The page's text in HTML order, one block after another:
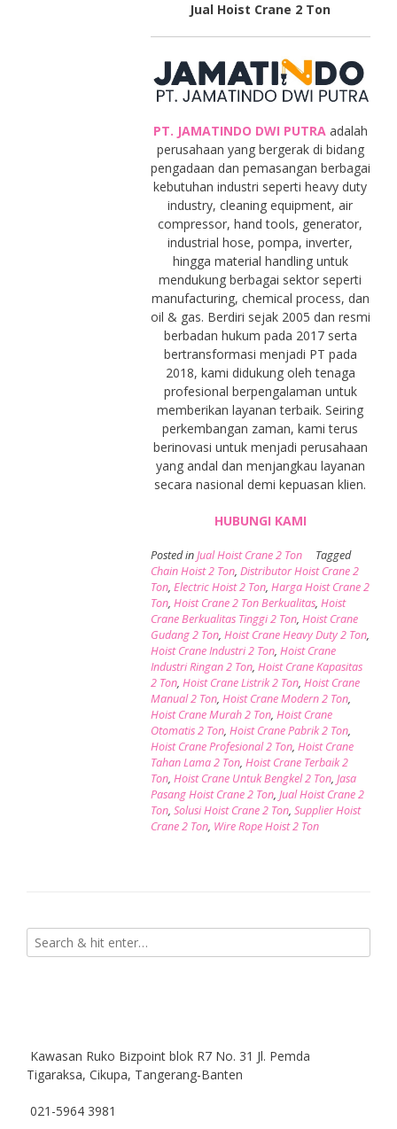
Jual Hoist Crane 2 Ton
PT. JAMATINDO DWI PUTRAadalah
perusahaan yang bergerak di bidang
pengadaan dan pemasangan berbagai
kebutuhan industri seperti heavy duty
industry, cleaning equipment, air
compressor, hand tools, generator,
industrial hose, pompa, inverter,
hingga material handling untuk
mendukung berbagai sektor seperti
manufacturing, chemical process, dan
oil & gas. Berdiri sejak 2005 dan resmi
berbadan hukum pada 2017 serta
bertransformasi menjadi PT pada
2018, kami didukung oleh tenaga
profesional berpengalaman untuk
memberikan layanan terbaik. Seiring
perkembangan zaman, kami terus
berinovasi untuk menjadi perusahaan
yang andal dan menjangkau layanan
secara nasional demi kepuasan klien.
HUBUNGI KAMI
Posted inJual Hoist Crane 2 Ton
Tagged
Chain Hoist 2 Ton, Distributor Hoist Crane 2
Ton, Electric Hoist 2 Ton, Harga Hoist Crane 2
Ton, Hoist Crane 2 Ton Berkualitas, Hoist
Crane Berkualitas Tinggi 2 Ton, Hoist Crane
Gudang 2 Ton, Hoist Crane Heavy Duty 2 Ton,
Hoist Crane Industri 2 Ton, Hoist Crane
Industri Ringan 2 Ton, Hoist Crane Kapasitas
2 Ton, Hoist Crane Listrik 2 Ton, Hoist Crane
Manual 2 Ton, Hoist Crane Modern 2 Ton,
Hoist Crane Murah 2 Ton, Hoist Crane
Otomatis 2 Ton, Hoist Crane Pabrik 2 Ton,
Hoist Crane Profesional 2 Ton, Hoist Crane
Tahan Lama 2 Ton, Hoist Crane Terbaik 2
Ton, Hoist Crane Untuk Bengkel 2 Ton, Jasa
Pasang Hoist Crane 2 Ton, Jual Hoist Crane 2
Ton, Solusi Hoist Crane 2 Ton, Supplier Hoist
Crane 2 Ton, Wire Rope Hoist 2 Ton
Kawasan Ruko Bizpoint blok R7 No. 31 Jl. Pemda
Tigaraksa, Cikupa, Tangerang-Banten
021-5964 3981